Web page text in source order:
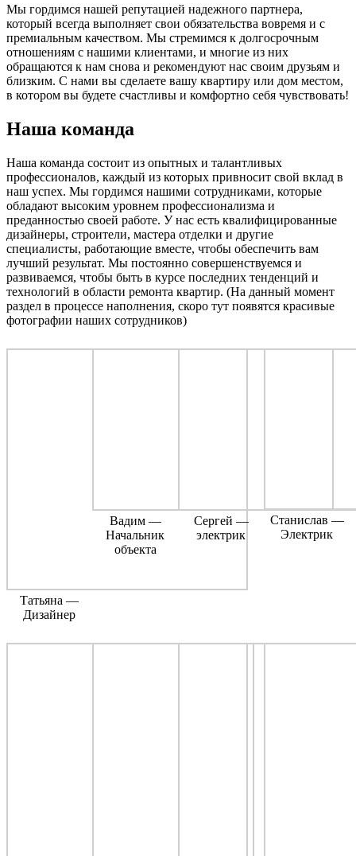
Мы гордимся нашей репутацией надежного партнера,
который всегда выполняет свои обязательства вовремя и с
премиальным качеством. Мы стремимся к долгосрочным
отношениям с нашими клиентами, и многие из них
обращаются к нам снова и рекомендуют нас своим друзьям и
близким. С нами вы сделаете вашу квартиру или дом местом,
в котором вы будете счастливы и комфортно себя чувствовать!
Наша команда
Наша команда состоит из опытных и талантливых
профессионалов, каждый из которых привносит свой вклад в
наш успех. Мы гордимся нашими сотрудниками, которые
обладают высоким уровнем профессионализма и
преданностью своей работе. У нас есть квалифицированные
дизайнеры, строители, мастера отделки и другие
специалисты, работающие вместе, чтобы обеспечить вам
лучший результат. Мы постоянно совершенствуемся и
развиваемся, чтобы быть в курсе последних тенденций и
технологий в области ремонта квартир. (На данный момент
раздел в процессе наполнения, скоро тут появятся красивые
фотографии наших сотрудников)
Татьяна —
Дизайнер
Вадим —
Начальник
объекта
Сергей —
электрик
Станислав —
Электрик